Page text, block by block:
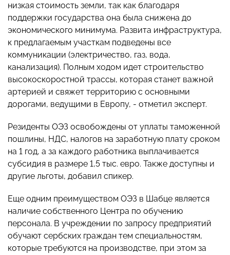
низкая стоимость земли, так как благодаря
поддержки государства она была снижена до
экономического минимума. Развита инфраструктура,
к предлагаемым участкам подведены все
коммуникации (электричество, газ, вода,
канализация). Полным ходом идет строительство
высокоскоростной трассы, которая станет важной
артерией и свяжет территорию с основными
дорогами, ведущими в Европу, - отметил эксперт.
Резиденты ОЭЗ освобождены от уплаты таможенной
пошлины, НДС, налогов на заработную плату сроком
на 1 год, а за каждого работника выплачивается
субсидия в размере 1,5 тыс. евро. Также доступны и
другие льготы, добавил спикер.
Еще одним преимуществом ОЭЗ в Шабце является
наличие собственного Центра по обучению
персонала. В учреждении по запросу предприятий
обучают сербских граждан тем специальностям,
которые требуются на производстве, при этом за